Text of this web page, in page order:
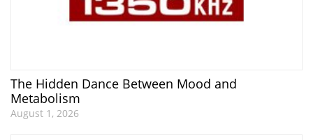
The Hidden Dance Between Mood and
Metabolism
August 1, 2026